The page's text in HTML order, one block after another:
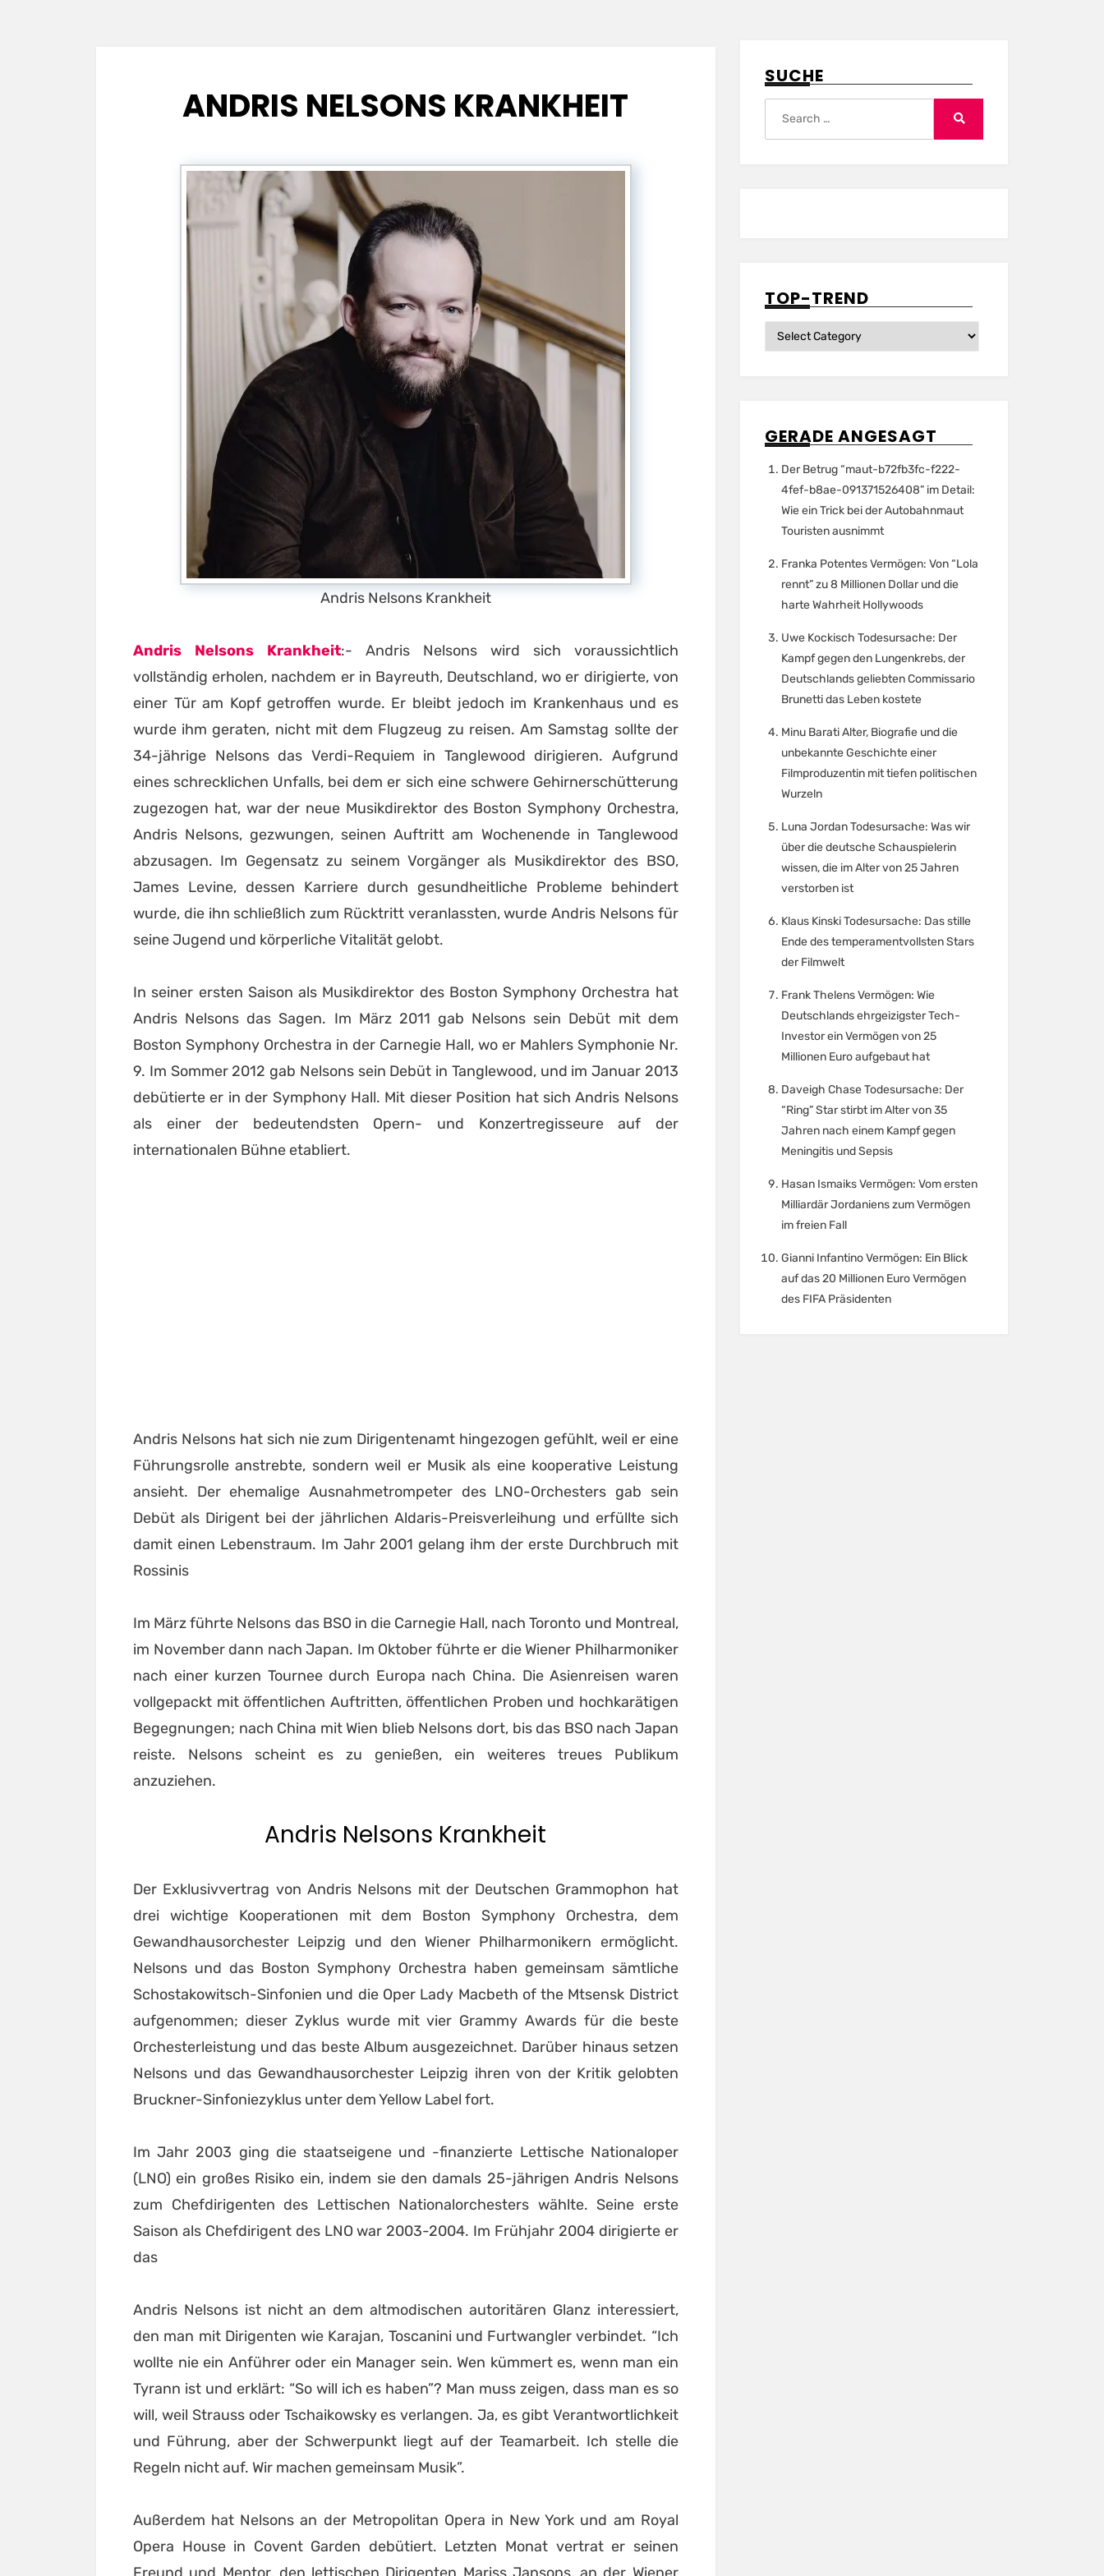
ANDRIS NELSONS KRANKHEIT
Andris Nelsons Krankheit
Andris Nelsons Krankheit:- Andris Nelsons wird sich voraussichtlich
vollständig erholen, nachdem er in Bayreuth, Deutschland, wo er dirigierte, von
einer Tür am Kopf getroffen wurde. Er bleibt jedoch im Krankenhaus und es
wurde ihm geraten, nicht mit dem Flugzeug zu reisen. Am Samstag sollte der
34-jährige Nelsons das Verdi-Requiem in Tanglewood dirigieren. Aufgrund
eines schrecklichen Unfalls, bei dem er sich eine schwere Gehirnerschütterung
zugezogen hat, war der neue Musikdirektor des Boston Symphony Orchestra,
Andris Nelsons, gezwungen, seinen Auftritt am Wochenende in Tanglewood
abzusagen. Im Gegensatz zu seinem Vorgänger als Musikdirektor des BSO,
James Levine, dessen Karriere durch gesundheitliche Probleme behindert
wurde, die ihn schließlich zum Rücktritt veranlassten, wurde Andris Nelsons für
seine Jugend und körperliche Vitalität gelobt.
In seiner ersten Saison als Musikdirektor des Boston Symphony Orchestra hat
Andris Nelsons das Sagen. Im März 2011 gab Nelsons sein Debüt mit dem
Boston Symphony Orchestra in der Carnegie Hall, wo er Mahlers Symphonie Nr.
9. Im Sommer 2012 gab Nelsons sein Debüt in Tanglewood, und im Januar 2013
debütierte er in der Symphony Hall. Mit dieser Position hat sich Andris Nelsons
als einer der bedeutendsten Opern- und Konzertregisseure auf der
internationalen Bühne etabliert.
Andris Nelsons hat sich nie zum Dirigentenamt hingezogen gefühlt, weil er eine
Führungsrolle anstrebte, sondern weil er Musik als eine kooperative Leistung
ansieht. Der ehemalige Ausnahmetrompeter des LNO-Orchesters gab sein
Debüt als Dirigent bei der jährlichen Aldaris-Preisverleihung und erfüllte sich
damit einen Lebenstraum. Im Jahr 2001 gelang ihm der erste Durchbruch mit
Rossinis
Im März führte Nelsons das BSO in die Carnegie Hall, nach Toronto und Montreal,
im November dann nach Japan. Im Oktober führte er die Wiener Philharmoniker
nach einer kurzen Tournee durch Europa nach China. Die Asienreisen waren
vollgepackt mit öffentlichen Auftritten, öffentlichen Proben und hochkarätigen
Begegnungen; nach China mit Wien blieb Nelsons dort, bis das BSO nach Japan
reiste. Nelsons scheint es zu genießen, ein weiteres treues Publikum
anzuziehen.
Andris Nelsons Krankheit
Der Exklusivvertrag von Andris Nelsons mit der Deutschen Grammophon hat
drei wichtige Kooperationen mit dem Boston Symphony Orchestra, dem
Gewandhausorchester Leipzig und den Wiener Philharmonikern ermöglicht.
Nelsons und das Boston Symphony Orchestra haben gemeinsam sämtliche
Schostakowitsch-Sinfonien und die Oper Lady Macbeth of the Mtsensk District
aufgenommen; dieser Zyklus wurde mit vier Grammy Awards für die beste
Orchesterleistung und das beste Album ausgezeichnet. Darüber hinaus setzen
Nelsons und das Gewandhausorchester Leipzig ihren von der Kritik gelobten
Bruckner-Sinfoniezyklus unter dem Yellow Label fort.
Im Jahr 2003 ging die staatseigene und -finanzierte Lettische Nationaloper
(LNO) ein großes Risiko ein, indem sie den damals 25-jährigen Andris Nelsons
zum Chefdirigenten des Lettischen Nationalorchesters wählte. Seine erste
Saison als Chefdirigent des LNO war 2003-2004. Im Frühjahr 2004 dirigierte er
das
Andris Nelsons ist nicht an dem altmodischen autoritären Glanz interessiert,
den man mit Dirigenten wie Karajan, Toscanini und Furtwangler verbindet. “Ich
wollte nie ein Anführer oder ein Manager sein. Wen kümmert es, wenn man ein
Tyrann ist und erklärt: “So will ich es haben”? Man muss zeigen, dass man es so
will, weil Strauss oder Tschaikowsky es verlangen. Ja, es gibt Verantwortlichkeit
und Führung, aber der Schwerpunkt liegt auf der Teamarbeit. Ich stelle die
Regeln nicht auf. Wir machen gemeinsam Musik”.
Außerdem hat Nelsons an der Metropolitan Opera in New York und am Royal
Opera House in Covent Garden debütiert. Letzten Monat vertrat er seinen
SUCHE
TOP-TREND
Top-
Trend
GERADE ANGESAGT
Der Betrug “maut-b72fb3fc-f222-
4fef-b8ae-091371526408” im Detail:
Wie ein Trick bei der Autobahnmaut
Touristen ausnimmt
Franka Potentes Vermögen: Von “Lola
rennt” zu 8 Millionen Dollar und die
harte Wahrheit Hollywoods
Uwe Kockisch Todesursache: Der
Kampf gegen den Lungenkrebs, der
Deutschlands geliebten Commissario
Brunetti das Leben kostete
Minu Barati Alter, Biografie und die
unbekannte Geschichte einer
Filmproduzentin mit tiefen politischen
Wurzeln
Luna Jordan Todesursache: Was wir
über die deutsche Schauspielerin
wissen, die im Alter von 25 Jahren
verstorben ist
Klaus Kinski Todesursache: Das stille
Ende des temperamentvollsten Stars
der Filmwelt
Frank Thelens Vermögen: Wie
Deutschlands ehrgeizigster Tech-
Investor ein Vermögen von 25
Millionen Euro aufgebaut hat
Daveigh Chase Todesursache: Der
“Ring” Star stirbt im Alter von 35
Jahren nach einem Kampf gegen
Meningitis und Sepsis
Hasan Ismaiks Vermögen: Vom ersten
Milliardär Jordaniens zum Vermögen
im freien Fall
Gianni Infantino Vermögen: Ein Blick
auf das 20 Millionen Euro Vermögen
des FIFA Präsidenten